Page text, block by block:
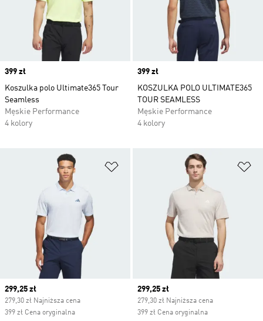
Price
399 zł
Koszulka polo Ultimate365 Tour
Seamless
Męskie Performance
4 kolory
Price
399 zł
KOSZULKA POLO ULTIMATE365
TOUR SEAMLESS
Męskie Performance
4 kolory
Dodaj do listy życzeń
Current price
299,25 zł
279,30 zł Najniższa cena
399 zł Cena oryginalna
Current price
299,25 zł
279,30 zł Najniższa cena
399 zł Cena oryginalna